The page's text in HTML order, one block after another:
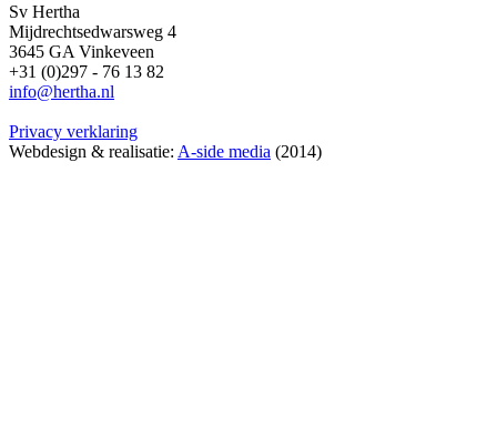
Sv Hertha
Mijdrechtsedwarsweg 4
3645 GA Vinkeveen
+31 (0)297 - 76 13 82
info@hertha.nl
Privacy verklaring
Webdesign & realisatie: A-side media (2014)